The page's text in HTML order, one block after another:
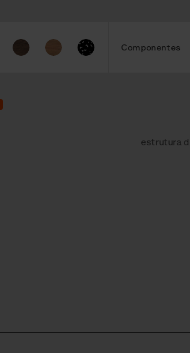
Componentes
estrutura